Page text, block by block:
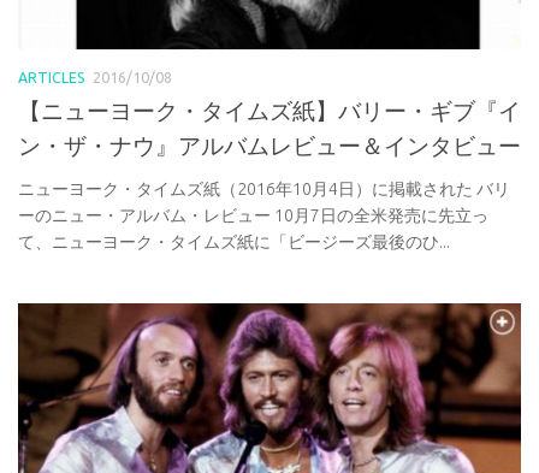
ARTICLES 2016/10/08
【ニューヨーク・タイムズ紙】バリー・ギブ『イ
ン・ザ・ナウ』アルバムレビュー＆インタビュー
ニューヨーク・タイムズ紙（2016年10月4日）に掲載された バリ
ーのニュー・アルバム・レビュー 10月7日の全米発売に先立っ
て、ニューヨーク・タイムズ紙に「ビージーズ最後のひ...